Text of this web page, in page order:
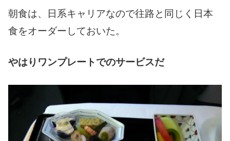
朝食は、日系キャリアなので往路と同じく日本
食をオーダーしておいた。
やはりワンプレートでのサービスだ